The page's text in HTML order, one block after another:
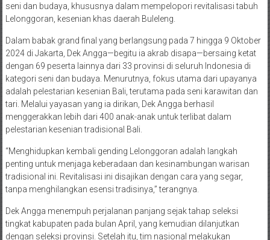
seni dan budaya, khususnya dalam mempelopori revitalisasi tabuh
Lelonggoran, kesenian khas daerah Buleleng.
Dalam babak grand final yang berlangsung pada 7 hingga 9 Oktober
2024 di Jakarta, Dek Angga—begitu ia akrab disapa—bersaing ketat
dengan 69 peserta lainnya dari 33 provinsi di seluruh Indonesia di
kategori seni dan budaya. Menurutnya, fokus utama dari upayanya
adalah pelestarian kesenian Bali, terutama pada seni karawitan dan
tari. Melalui yayasan yang ia dirikan, Dek Angga berhasil
menggerakkan lebih dari 400 anak-anak untuk terlibat dalam
pelestarian kesenian tradisional Bali.
“Menghidupkan kembali gending Lelonggoran adalah langkah
penting untuk menjaga keberadaan dan kesinambungan warisan
tradisional ini. Revitalisasi ini disajikan dengan cara yang segar,
tanpa menghilangkan esensi tradisinya,” terangnya.
Dek Angga menempuh perjalanan panjang sejak tahap seleksi
tingkat kabupaten pada bulan April, yang kemudian dilanjutkan
dengan seleksi provinsi. Setelah itu, tim nasional melakukan